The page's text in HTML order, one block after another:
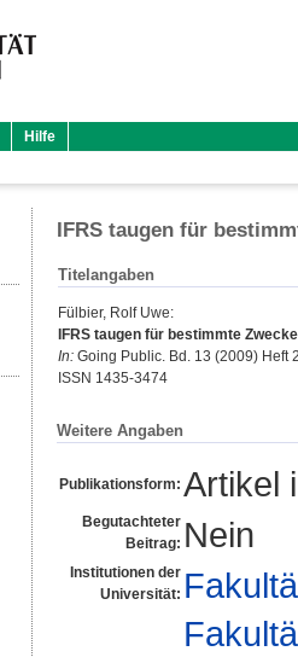
Hilfe
IFRS taugen für
Titelangaben
Fülbier, Rolf Uwe:
IFRS taugen für bestimmte
In: Going Public. Bd. 13 (2009) Heft
ISSN 1435-3474
Weitere Angaben
Publikationsform: Artikel
Begutachteter
Beitrag: Nein
Institutionen der
Universität: